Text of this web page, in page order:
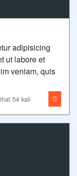
adipisicing
ut labore et
veniam, quis
54 kali